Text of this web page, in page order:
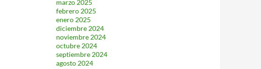
marzo 2025
febrero 2025
enero 2025
diciembre 2024
noviembre 2024
octubre 2024
septiembre 2024
agosto 2024